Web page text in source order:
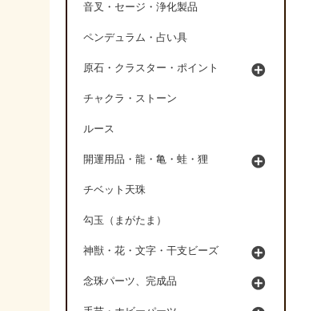
音叉・セージ・浄化製品
ペンデュラム・占い具
原石・クラスター・ポイント
チャクラ・ストーン
ルース
開運用品・龍・亀・蛙・狸
チベット天珠
勾玉（まがたま）
神獣・花・文字・干支ビーズ
念珠パーツ、完成品